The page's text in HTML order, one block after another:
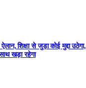
शिक्षा से जुड़ा कोई मुद्दा उठेगा,
खड़ा रहेगा